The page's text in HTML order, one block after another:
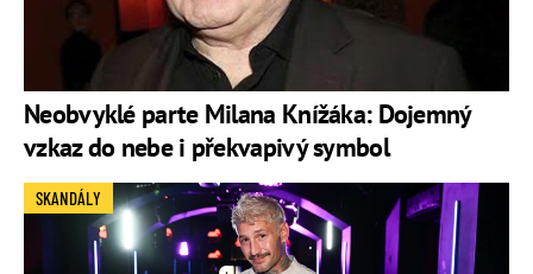
Neobvyklé parte Milana Knížáka: Dojemný
vzkaz do nebe i překvapivý symbol
SKANDÁLY